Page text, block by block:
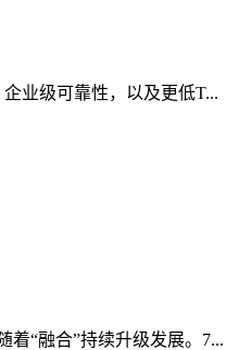
业级可靠性，以及更低T...
“融合”持续升级发展。7...